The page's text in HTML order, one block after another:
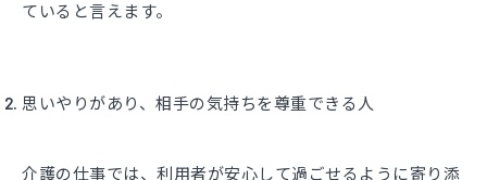
ていると言えます。
思いやりがあり、相手の気持ちを尊重できる人
介護の仕事では、利用者が安心して過ごせるように寄り添